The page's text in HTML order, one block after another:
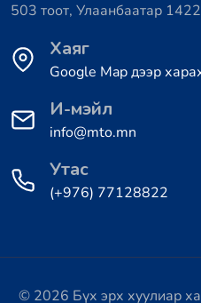
503 тоот, Улаанбаатар
Хаяг
Google Map дээр
И-мэйл
info@mto.mn
Утас
(+976) 77128822
© 2026 Бүх эрх хуулиар